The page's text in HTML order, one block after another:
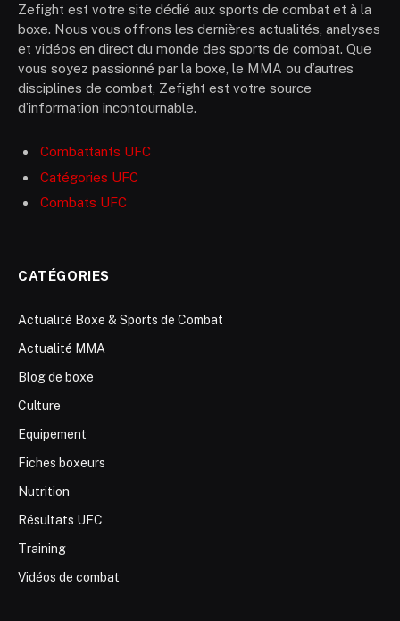
Zefight est votre site dédié aux sports de combat et à la
boxe. Nous vous offrons les dernières actualités, analyses
et vidéos en direct du monde des sports de combat. Que
vous soyez passionné par la boxe, le MMA ou d’autres
disciplines de combat, Zefight est votre source
d’information incontournable.
Combattants UFC
Catégories UFC
Combats UFC
CATÉGORIES
Actualité Boxe & Sports de Combat
Actualité MMA
Blog de boxe
Culture
Equipement
Fiches boxeurs
Nutrition
Résultats UFC
Training
Vidéos de combat